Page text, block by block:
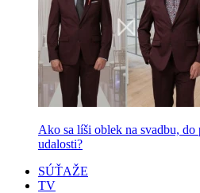
Ako sa líši oblek na svadbu, do
udalosti?
SÚŤAŽE
TV